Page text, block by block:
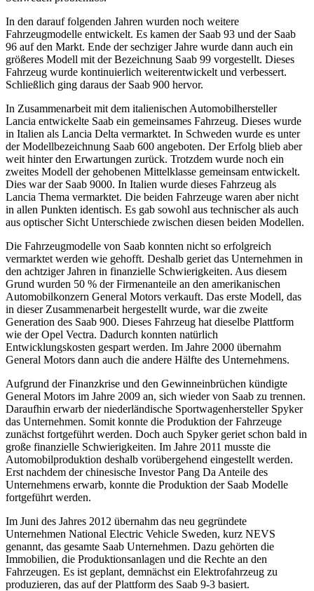
In den darauf folgenden Jahren wurden noch weitere
Fahrzeugmodelle entwickelt. Es kamen der Saab 93 und der Saab
96 auf den Markt. Ende der sechziger Jahre wurde dann auch ein
größeres Modell mit der Bezeichnung Saab 99 vorgestellt. Dieses
Fahrzeug wurde kontinuierlich weiterentwickelt und verbessert.
Schließlich ging daraus der Saab 900 hervor.
In Zusammenarbeit mit dem italienischen Automobilhersteller
Lancia entwickelte Saab ein gemeinsames Fahrzeug. Dieses wurde
in Italien als Lancia Delta vermarktet. In Schweden wurde es unter
der Modellbezeichnung Saab 600 angeboten. Der Erfolg blieb aber
weit hinter den Erwartungen zurück. Trotzdem wurde noch ein
zweites Modell der gehobenen Mittelklasse gemeinsam entwickelt.
Dies war der Saab 9000. In Italien wurde dieses Fahrzeug als
Lancia Thema vermarktet. Die beiden Fahrzeuge waren aber nicht
in allen Punkten identisch. Es gab sowohl aus technischer als auch
aus optischer Sicht Unterschiede zwischen diesen beiden Modellen.
Die Fahrzeugmodelle von Saab konnten nicht so erfolgreich
vermarktet werden wie gehofft. Deshalb geriet das Unternehmen in
den achtziger Jahren in finanzielle Schwierigkeiten. Aus diesem
Grund wurden 50 % der Firmenanteile an den amerikanischen
Automobilkonzern General Motors verkauft. Das erste Modell, das
in dieser Zusammenarbeit hergestellt wurde, war die zweite
Generation des Saab 900. Dieses Fahrzeug hat dieselbe Plattform
wie der Opel Vectra. Dadurch konnten natürlich
Entwicklungskosten gespart werden. Im Jahre 2000 übernahm
General Motors dann auch die andere Hälfte des Unternehmens.
Aufgrund der Finanzkrise und den Gewinneinbrüchen kündigte
General Motors im Jahre 2009 an, sich wieder von Saab zu trennen.
Daraufhin erwarb der niederländische Sportwagenhersteller Spyker
das Unternehmen. Somit konnte die Produktion der Fahrzeuge
zunächst fortgeführt werden. Doch auch Spyker geriet schon bald in
große finanzielle Schwierigkeiten. Im Jahre 2011 musste die
Automobilproduktion deshalb vorübergehend eingestellt werden.
Erst nachdem der chinesische Investor Pang Da Anteile des
Unternehmens erwarb, konnte die Produktion der Saab Modelle
fortgeführt werden.
Im Juni des Jahres 2012 übernahm das neu gegründete
Unternehmen National Electric Vehicle Sweden, kurz NEVS
genannt, das gesamte Saab Unternehmen. Dazu gehörten die
Immobilien, die Produktionsanlagen und die Rechte an den
Fahrzeugen. Es ist geplant, demnächst ein Elektrofahrzeug zu
produzieren, das auf der Plattform des Saab 9-3 basiert.